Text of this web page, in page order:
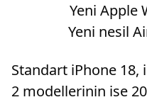
Yeni Apple
Yeni nesil
Standart iPhone 18,
2 modellerinin ise